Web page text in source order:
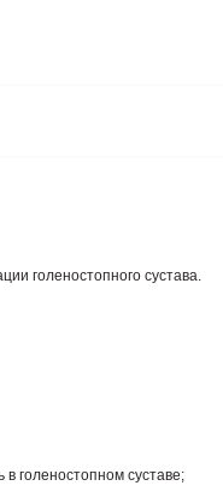
голеностопного сустава.
в голеностопном суставе;